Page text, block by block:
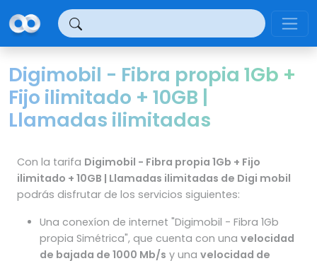
Digimobil - Fibra propia 1Gb +
Fijo ilimitado + 10GB |
Llamadas ilimitadas
Con la tarifa Digimobil - Fibra propia 1Gb + Fijo
ilimitado + 10GB | Llamadas ilimitadas de Digi mobil
podrás disfrutar de los servicios siguientes:
Una conexíon de internet "Digimobil - Fibra 1Gb
propia Simétrica", que cuenta con una velocidad
de bajada de 1000 Mb/s y una velocidad de
Panel de gestión de cookies